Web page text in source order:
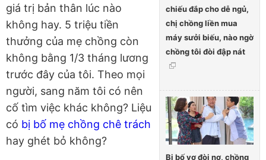
chiếu đắp cho dễ ngủ,
chị chồng liền mua
máy sưởi biếu, nào ngờ
chồng tôi đòi đập nát
Bị bố vợ đòi nợ, chồng
giá trị bản thân lúc nào
không hay. 5 triệu tiền
thưởng của mẹ chồng còn
không bằng 1/3 tháng lương
trước đây của tôi. Theo mọi
người, sang năm tôi có nên
cố tìm việc khác không? Liệu
có bị bố mẹ chồng chê trách
hay ghét bỏ không?